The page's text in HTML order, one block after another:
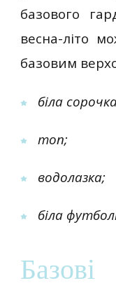
базового
весна-літо
базовим
біла
топ;
водолазка;
біла